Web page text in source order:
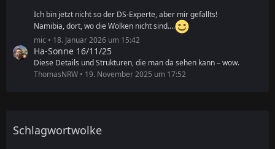
Ich bin jetzt nicht so der DS-Experte, aber mir gefällts!
Namibia, dort, wo die Wolken nicht sind....
mic
18. Januar 2026 um 15:42
Ha-Sonne 16/11/25
Diese Details und Strukturen, die man da sehen kann – wow.
ThomasNRW
19. November 2025 um 17:52
Schlagwortwolke